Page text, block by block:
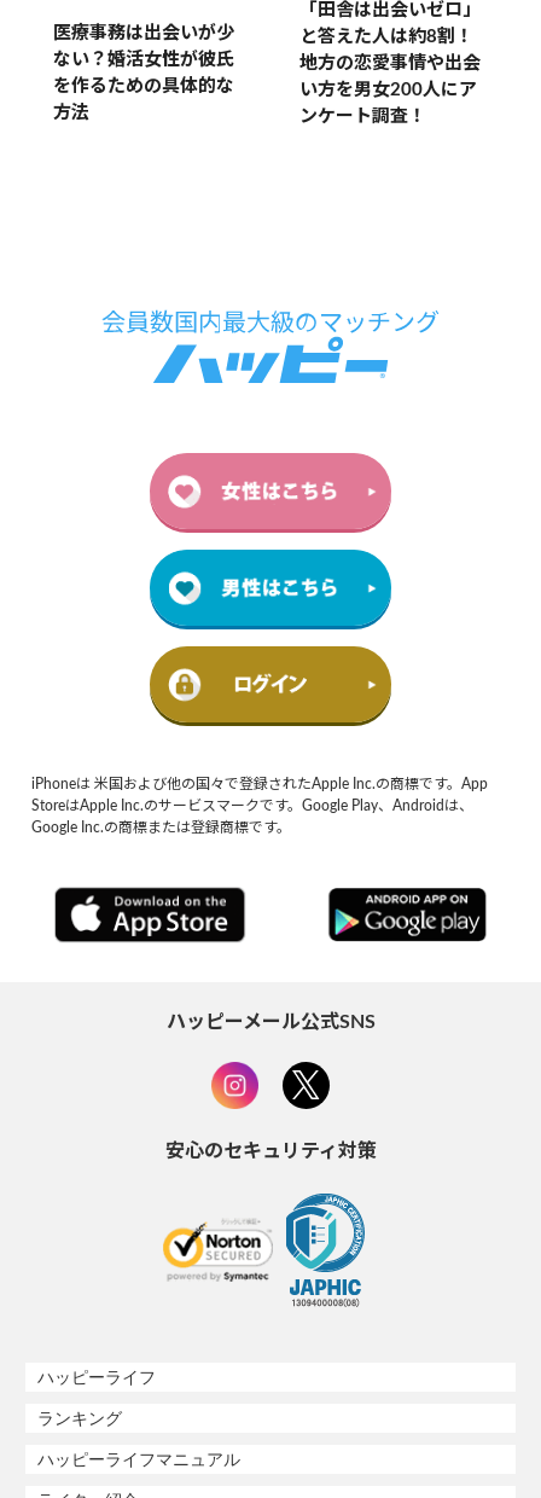
医療事務は出会いが少
ない？婚活女性が彼氏
を作るための具体的な
方法
「田舎は出会いゼロ」
と答えた人は約8割！
地方の恋愛事情や出会
い方を男女200人にア
ンケート調査！
iPhoneは 米国および他の国々で登録されたApple Inc.の商標です。App
StoreはApple Inc.のサービスマークです。Google Play、Androidは、
Google Inc.の商標または登録商標です。
ハッピーメール公式SNS
安心のセキュリティ対策
ハッピーライフ
ランキング
ハッピーライフマニュアル